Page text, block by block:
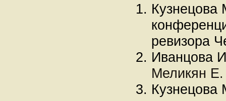
Кузнецова
ревизора
Иванцова
Меликян Е.
Кузнецова